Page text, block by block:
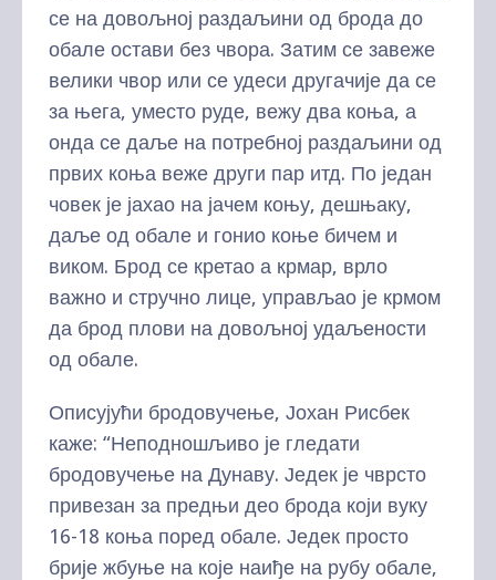
се на довољној раздаљини од брода до
обале остави без чвора. Затим се завеже
велики чвор или се удеси другачије да се
за њега, уместо руде, вежу два коња, а
онда се даље на потребној раздаљини од
првих коња веже други пар итд. По један
човек је јахао на јачем коњу, дешњаку,
даље од обале и гонио коње бичем и
виком. Брод се кретао а крмар, врло
важно и стручно лице, управљао је крмом
да брод плови на довољној удаљености
од обале.
Описујући бродовучење, Јохан Рисбек
каже: “Неподношљиво је гледати
бродовучење на Дунаву. Једек је чврсто
привезан за предњи део брода који вуку
16-18 коња поред обале. Једек просто
брије жбуње на које наиђе на рубу обале,